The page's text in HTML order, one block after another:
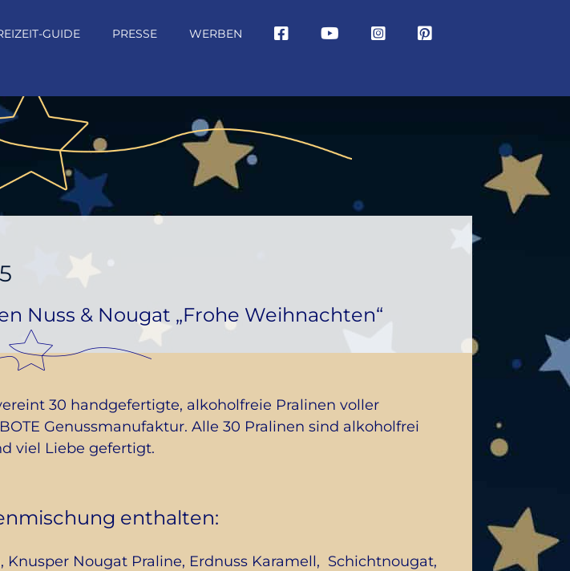
GUIDE PRESSE WERBEN
Nuss & Nougat „Frohe Weihnachten“
30 handgefertigte, alkoholfreie Pralinen voller
Genussmanufaktur. Alle 30 Pralinen sind alkoholfrei
viel Liebe gefertigt.
enthalten:
Knusper Nougat Praline, Erdnuss Karamell, Schichtnougat,